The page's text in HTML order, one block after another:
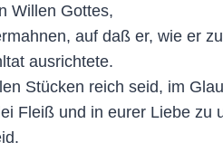
Willen Gottes,
auf daß er, wie er
ausrichtete.
Stücken reich seid, im
Fleiß und in eurer Liebe zu